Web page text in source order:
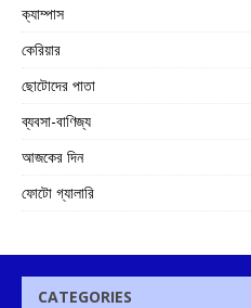
ক্যাম্পাস
কেরিয়ার
ছোটোদের পাতা
ব্যবসা-বাণিজ্য
আজকের দিন
ফোটো গ্যালারি
CATEGORIES